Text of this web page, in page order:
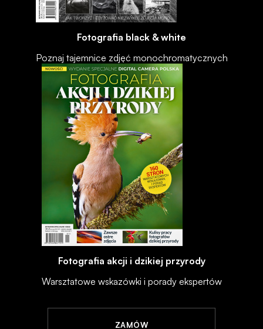
Fotografia black & white
Poznaj tajemnice zdjęć monochromatycznych
Fotografia akcji i dzikiej przyrody
Warsztatowe wskazówki i porady ekspertów
ZAMÓW